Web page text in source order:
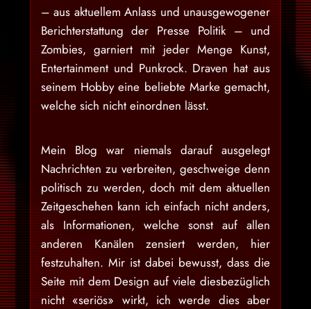
– aus aktuellem Anlass und unausgewogener
Berichterstattung der Presse Politik – und
Zombies, garniert mit jeder Menge Kunst,
Entertainment und Punkrock. Draven hat aus
seinem Hobby eine beliebte Marke gemacht,
welche sich nicht einordnen lässt.
Mein Blog war niemals darauf ausgelegt
Nachrichten zu verbreiten, geschweige denn
politisch zu werden, doch mit dem aktuellen
Zeitgeschehen kann ich einfach nicht anders,
als Informationen, welche sonst auf allen
anderen Kanälen zensiert werden, hier
festzuhalten. Mir ist dabei bewusst, dass die
Seite mit dem Design auf viele diesbezüglich
nicht «seriös» wirkt, ich werde dies aber